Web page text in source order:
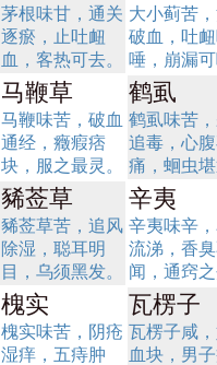
茅根味甘，通关
逐瘀，止吐衄
血，客热可去。
大小蓟苦
破血，吐
唾，崩漏
马鞭草
马鞭味苦，破血
通经，癥瘕痞
块，服之最灵。
鹤虱
鹤虱味苦
追毒，心
痛，蛔虫
豨莶草
豨莶草苦，追风
除湿，聪耳明
目，乌须黑发。
辛夷
辛夷味辛
流涕，香
闻，通窍
槐实
槐实味苦，阴疮
湿痒，五痔肿
瓦楞子
瓦楞子咸
血块，男